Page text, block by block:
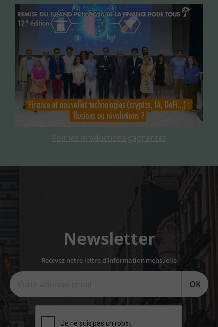
Voir les productions gagnantes
Newsletter
Recevez notre lettre d'information mensuelle
OK